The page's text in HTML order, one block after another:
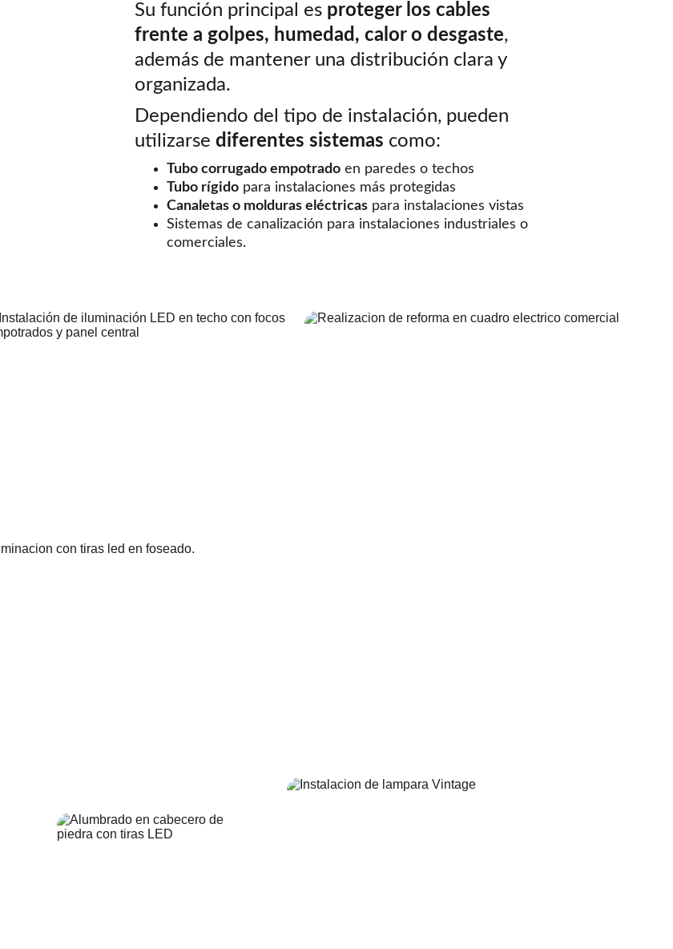
Su función principal es proteger los cables
frente a golpes, humedad, calor o desgaste,
además de mantener una distribución clara y
organizada.
Dependiendo del tipo de instalación, pueden
utilizarse diferentes sistemas como:
Tubo corrugado empotrado en paredes o techos
Tubo rígido para instalaciones más protegidas
Canaletas o molduras eléctricas para instalaciones vistas
Sistemas de canalización para instalaciones industriales o
comerciales.